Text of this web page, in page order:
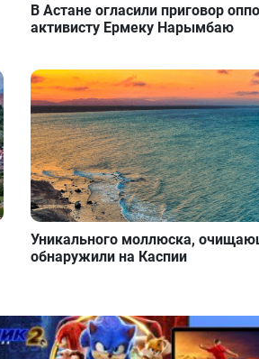
В Астане огласили приговор
активисту Ермеку Нарымбаю
Уникального моллюска,
обнаружили на Каспии